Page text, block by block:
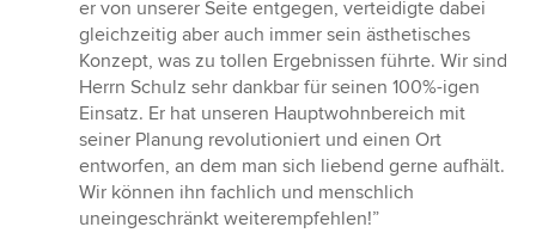
er von unserer Seite entgegen, verteidigte dabei
gleichzeitig aber auch immer sein ästhetisches
Konzept, was zu tollen Ergebnissen führte. Wir sind
Herrn Schulz sehr dankbar für seinen 100%-igen
Einsatz. Er hat unseren Hauptwohnbereich mit
seiner Planung revolutioniert und einen Ort
entworfen, an dem man sich liebend gerne aufhält.
Wir können ihn fachlich und menschlich
uneingeschränkt weiterempfehlen!”